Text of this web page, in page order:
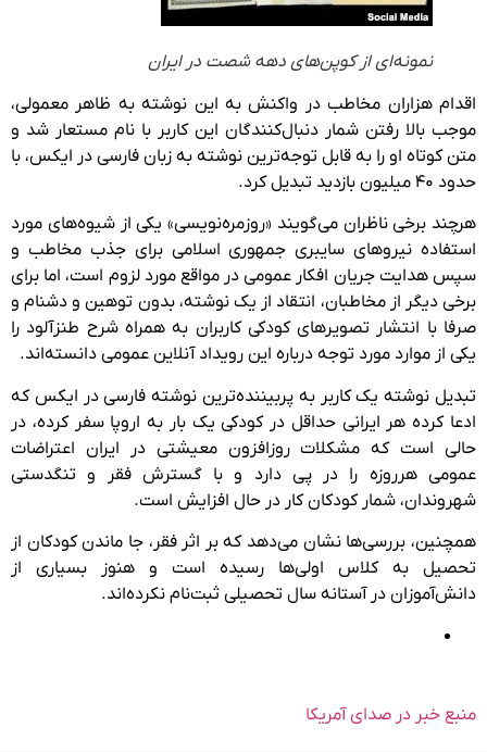
نمونه‌ای از کوپن‌های دهه شصت در ایران
اقدام هزاران مخاطب در واکنش به این نوشته به ظاهر معمولی،
موجب بالا رفتن شمار دنبال‌کنندگان این کاربر با نام مستعار شد و
متن کوتاه او را به قابل توجه‌ترین نوشته به زبان فارسی در ایکس، با
حدود ۴۰ میلیون بازدید تبدیل کرد.
هرچند برخی ناظران می‌گویند «روزمره‌نویسی» یکی از شیوه‌های مورد
استفاده نیروهای سایبری جمهوری اسلامی برای جذب مخاطب و
سپس هدایت جریان افکار عمومی در مواقع مورد لزوم است، اما برای
برخی دیگر از مخاطبان، انتقاد از یک نوشته، بدون توهین و دشنام و
صرفا با انتشار تصویرهای کودکی کاربران به همراه شرح طنزآلود را
یکی از موارد مورد توجه درباره این رویداد آنلاین عمومی دانسته‌اند.
تبدیل نوشته یک کاربر به پربیننده‌ترین نوشته فارسی در ایکس که
ادعا کرده هر ایرانی حداقل در کودکی یک بار به اروپا سفر کرده، در
حالی است که مشکلات روزافزون معیشتی در ایران اعتراضات
عمومی هرروزه را در پی دارد و با گسترش فقر و تنگدستی
شهروندان، شمار کودکان کار در حال افزایش است.
همچنین، بررسی‌ها نشان می‌دهد که بر اثر فقر، جا ماندن کودکان از
تحصیل به کلاس اولی‌ها رسیده است و هنوز بسیاری از
دانش‌آموزان در آستانه سال تحصیلی ثبت‌نام نکرده‌اند.
منبع خبر در صدای آمریکا